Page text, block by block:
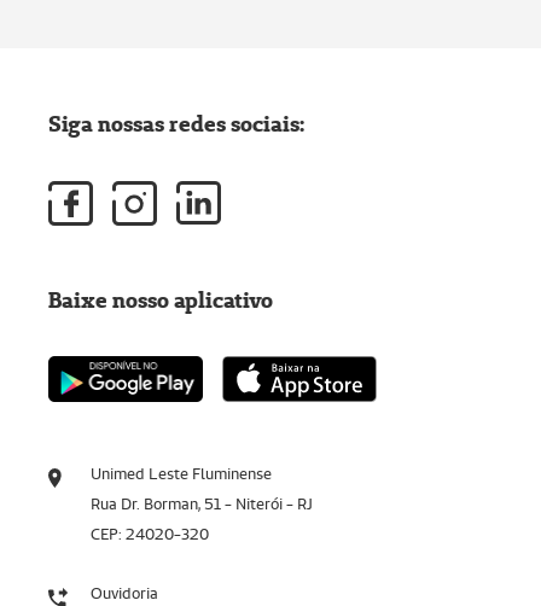
Unimed Leste Fluminense
Rua Dr. Borman, 51 - Niterói - RJ
CEP: 24020-320
Ouvidoria
Siga nossas redes sociais:
Baixe nosso aplicativo